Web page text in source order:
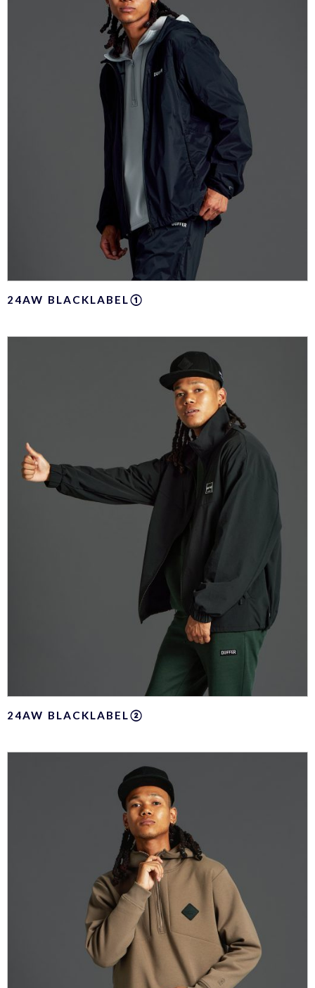
24AW BLACKLABEL①
24AW BLACKLABEL②